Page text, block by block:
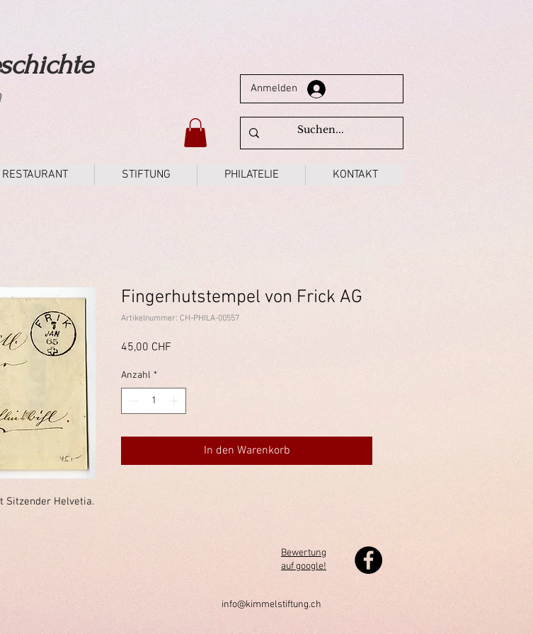
Anmelden
RESTAURANT STIFTUNG PHILATELIE KONTAKT
Sitzender Helvetia.
Fingerhutstempel von Frick AG
Artikelnummer: CH-PHILA-00557
45,00 CHF
Anzahl *
In den Warenkorb
Bewertung
auf google!
info@kimmelstiftung.ch